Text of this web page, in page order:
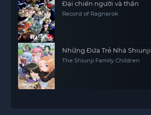
Đại chiến người và thần
Record of Ragnarok
Những Đứa Trẻ Nhà Shiunji
The Shiunji Family Children